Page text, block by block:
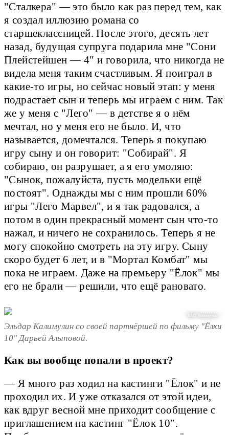
"Сталкера" — это было как раз перед тем, как
я создал иллюзию романа со
старшеклассницей. После этого, десять лет
назад, будущая супруга подарила мне "Сони
Плейстейшен — 4″ и говорила, что никогда не
видела меня таким счастливым. Я поиграл в
какие-то игры, но сейчас новый этап: у меня
подрастает сын и теперь мы играем с ним. Так
же у меня с "Лего" — в детстве я о нём
мечтал, но у меня его не было. И, что
называется, домечтался. Теперь я покупаю
игру сыну и он говорит: "Собирай". Я
собираю, он разрушает, а я его умоляю:
"Сынок, пожалуйста, пусть модельки ещё
постоят". Однажды мы с ним прошли 60%
игры "Лего Марвел", и я так радовался, а
потом в один прекрасный момент сын что-то
нажал, и ничего не сохранилось. Теперь я не
могу спокойно смотреть на эту игру. Сыну
скоро будет 6 лет, и в "Мортал Комбат" мы
пока не играем. Даже на премьеру "Ёлок" мы
его не брали — решили, что ещё рановато.
"НМГ Кинопрокат"
Эльдар Калимулин со своей партнёршей по фильму "Ёлки
10" Дарьей Алыповой.
Как вы вообще попали в проект?
— Я много раз ходил на кастинги "Ёлок" и не
проходил их. И уже отказался от этой идеи,
как вдруг весной мне приходит сообщение с
приглашением на кастинг "Ёлок 10″.